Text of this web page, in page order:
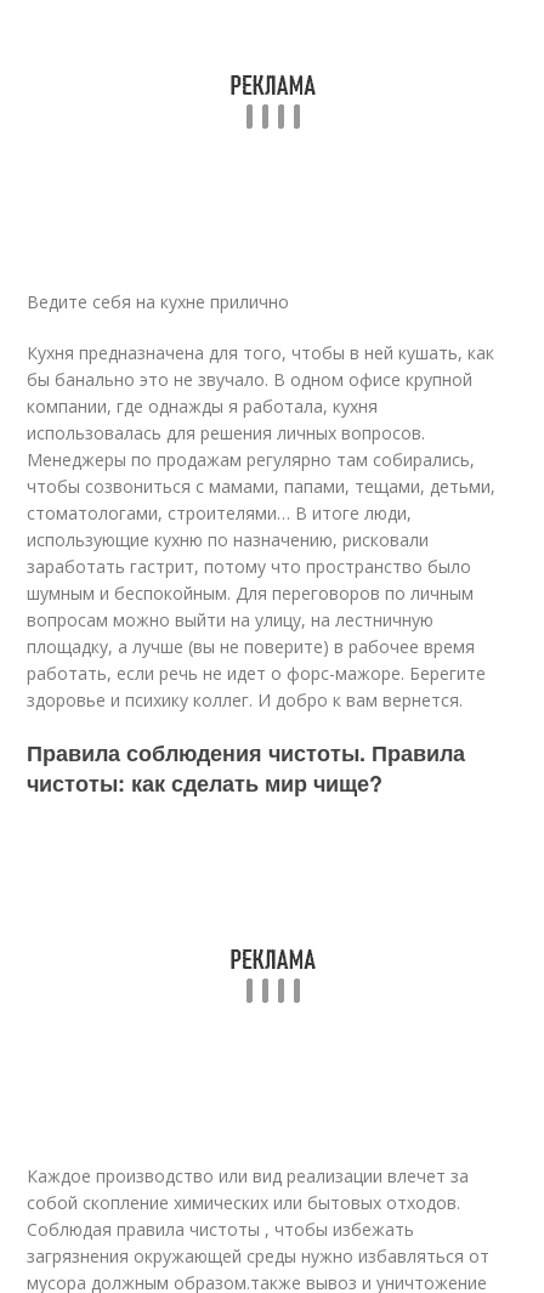
Ведите себя на кухне прилично
Кухня предназначена для того, чтобы в ней кушать, как
бы банально это не звучало. В одном офисе крупной
компании, где однажды я работала, кухня
использовалась для решения личных вопросов.
Менеджеры по продажам регулярно там собирались,
чтобы созвониться с мамами, папами, тещами, детьми,
стоматологами, строителями… В итоге люди,
использующие кухню по назначению, рисковали
заработать гастрит, потому что пространство было
шумным и беспокойным. Для переговоров по личным
вопросам можно выйти на улицу, на лестничную
площадку, а лучше (вы не поверите) в рабочее время
работать, если речь не идет о форс-мажоре. Берегите
здоровье и психику коллег. И добро к вам вернется.
Правила соблюдения чистоты. Правила
чистоты: как сделать мир чище?
Каждое производство или вид реализации влечет за
собой скопление химических или бытовых отходов.
Соблюдая правила чистоты , чтобы избежать
загрязнения окружающей среды нужно избавляться от
мусора должным образом.также вывоз и уничтожение